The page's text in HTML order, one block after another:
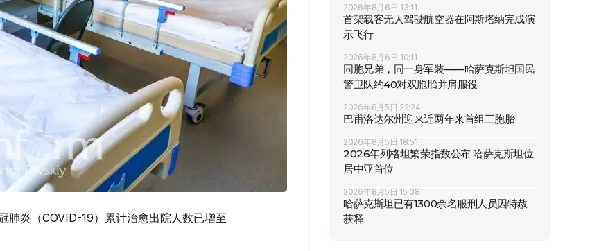
肺炎（COVID-19）累计治愈出院人数已增至
2026年8月6日 13:11
首架载客无人驾驶航空器在阿斯塔纳完成演
示飞行
2026年8月6日 10:11
同胞兄弟，同一身军装——哈萨克斯坦国民
警卫队约40对双胞胎并肩服役
2026年8月5日 22:24
巴甫洛达尔州迎来近两年来首组三胞胎
2026年8月5日 18:51
2026年列格坦繁荣指数公布 哈萨克斯坦位
居中亚首位
2026年8月5日 15:08
哈萨克斯坦已有1300余名服刑人员因特赦
获释